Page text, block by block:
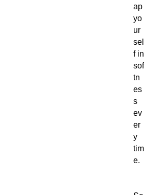
ap
yo
ur
sel
f in
sof
tn
es
s
ev
er
y
tim
e.